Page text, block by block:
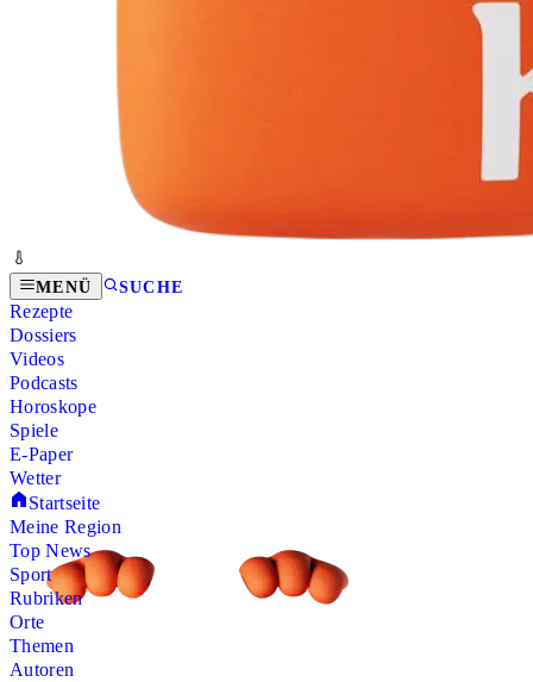
MENÜ SUCHE
Rezepte
Dossiers
Videos
Podcasts
Horoskope
Spiele
E-Paper
Wetter
Startseite
Meine Region
Top News
Sport
Rubriken
Orte
Themen
Autoren